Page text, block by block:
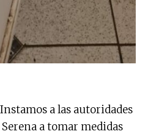
Instamos a las autoridades
a tomar medidas